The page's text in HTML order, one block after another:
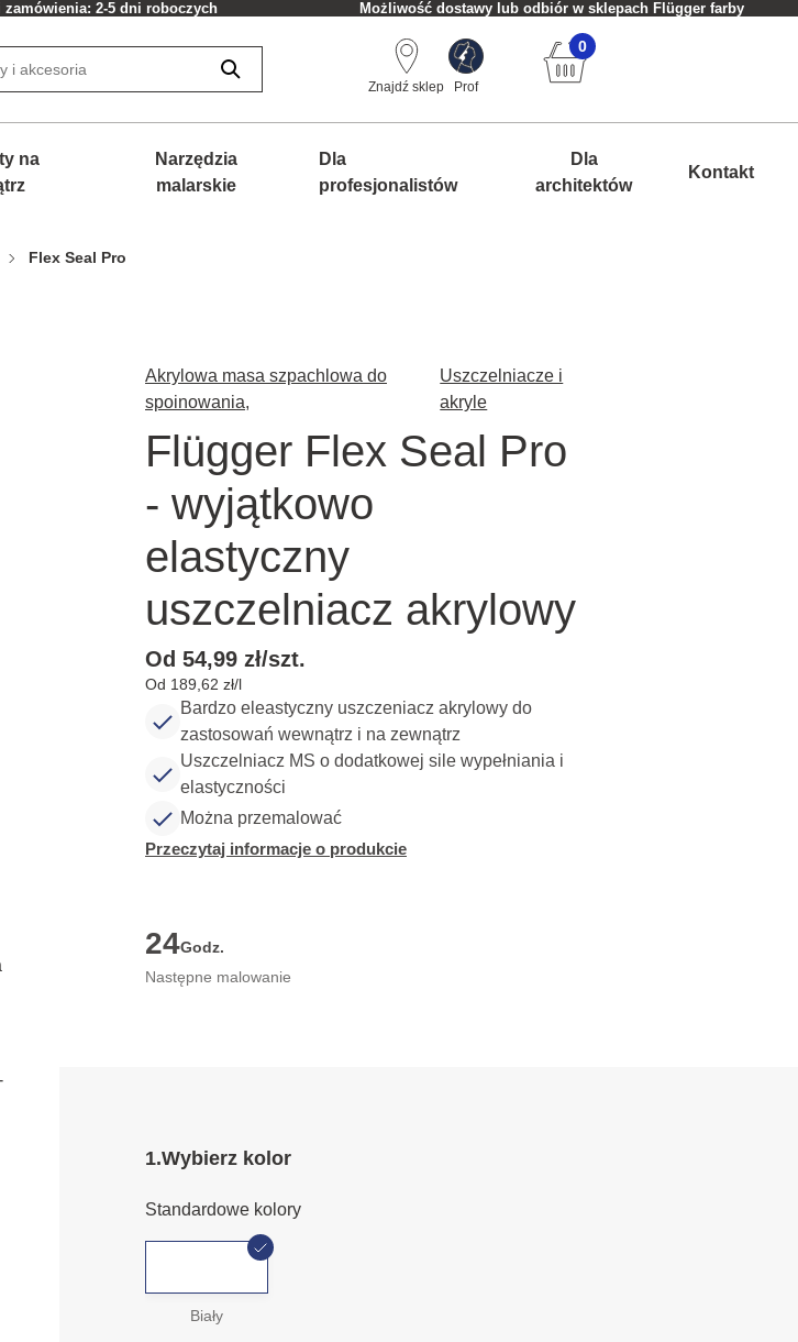
zamówienia: 2-5 dni roboczych Możliwość dostawy lub odbiór w sklepach Flügger farby
Znajdź sklep Prof
0
na
Narzędzia
malarskie
Dla
profesjonalistów
Dla
architektów
Kontakt
Flex Seal Pro
Akrylowa masa szpachlowa do
spoinowania,
Uszczelniacze i
akryle
Flügger Flex Seal Pro
- wyjątkowo
elastyczny
uszczelniacz akrylowy
Od 54,99 zł/szt.
Od 189,62 zł/l
Bardzo eleastyczny uszczeniacz akrylowy do
zastosowań wewnątrz i na zewnątrz
Uszczelniacz MS o dodatkowej sile wypełniania i
elastyczności
Można przemalować
Przeczytaj informacje o produkcie
24Godz.
Następne malowanie
1.Wybierz kolor
Standardowe kolory
Biały